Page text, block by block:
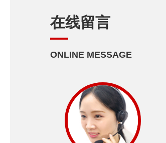
在线留言
ONLINE MESSAGE